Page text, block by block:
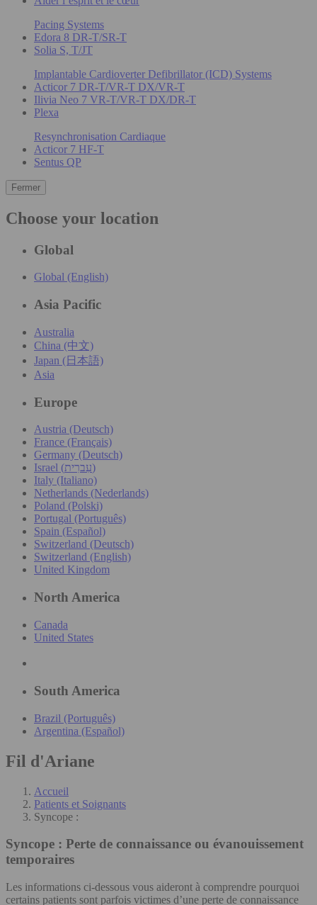
Pacing Systems
Edora 8 DR-T/SR-T
Solia S, T/JT
Implantable Cardioverter Defibrillator (ICD) Systems
Acticor 7 DR-T/VR-T DX/VR-T
Ilivia Neo 7 VR-T/VR-T DX/DR-T
Plexa
Resynchronisation Cardiaque
Acticor 7 HF-T
Sentus QP
Fermer
Choose your location
Global
Global (English)
Asia Pacific
Australia
China (中文)
Japan (日本語)
Asia
Europe
Austria (Deutsch)
France (Français)
Germany (Deutsch)
Israel (עִברִית)
Italy (Italiano)
Netherlands (Nederlands)
Poland (Polski)
Portugal (Português)
Spain (Español)
Switzerland (Deutsch)
Switzerland (English)
United Kingdom
North America
Canada
United States
South America
Brazil (Português)
Argentina (Español)
Fil d'Ariane
Accueil
Patients et Soignants
Syncope :
Syncope : Perte de connaissance ou évanouissement
temporaires
Les informations ci-dessous vous aideront à comprendre pourquoi
certains patients sont parfois victimes d’une perte de connaissance